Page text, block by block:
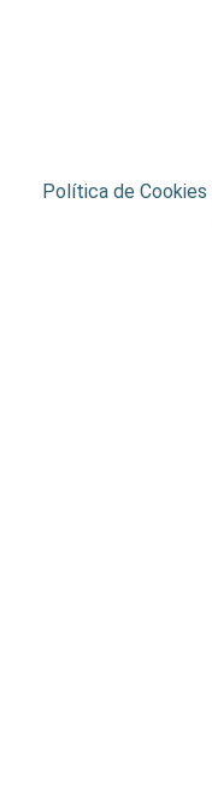
Política de Cookies